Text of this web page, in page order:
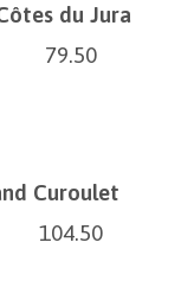
du Jura
Curoulet